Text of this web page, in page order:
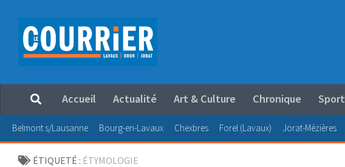
Au dessous du contenu
Accueil Actualité Art & Culture Chronique Sport
Belmont s/Lausanne Bourg-en-Lavaux Chexbres Forel (Lavaux) Jorat-Mézières
ÉTIQUETÉ : ÉTYMOLOGIE